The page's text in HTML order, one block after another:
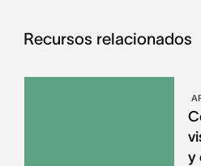
Recursos relacionados
y